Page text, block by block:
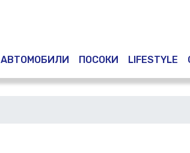
съдържание
АВТОМОБИЛИ ПОСОКИ LIFESTYLE